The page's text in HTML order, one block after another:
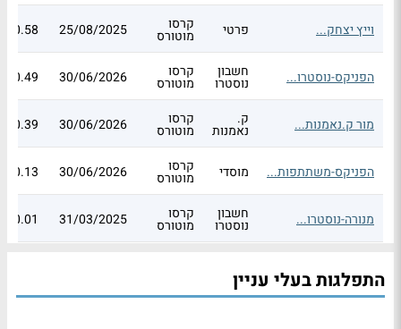
וייץ יצחק... פרטי קרסו
מוטורס 25/08/2025
0.58
הפניקס-נוסטרו... חשבון
נוסטרו
קרסו
מוטורס 30/06/2026
0.49
מור ק.נאמנות... ק.
נאמנות
קרסו
מוטורס 30/06/2026
0.39
הפניקס-משתתפות... מוסדי קרסו
מוטורס 30/06/2026
0.13
מנורה-נוסטרו... חשבון
נוסטרו
קרסו
מוטורס 31/03/2025
0.01
התפלגות בעלי עניין